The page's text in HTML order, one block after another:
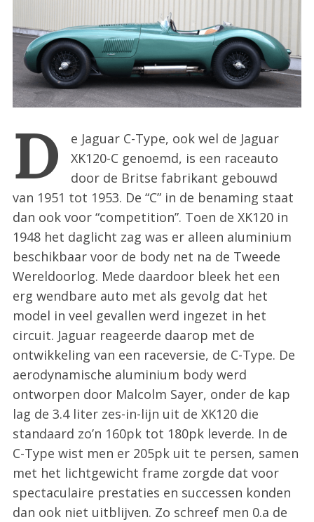
D
e Jaguar C-Type, ook wel de Jaguar
XK120-C genoemd, is een raceauto
door de Britse fabrikant gebouwd
van 1951 tot 1953. De “C” in de benaming staat
dan ook voor “competition”. Toen de XK120 in
1948 het daglicht zag was er alleen aluminium
beschikbaar voor de body net na de Tweede
Wereldoorlog. Mede daardoor bleek het een
erg wendbare auto met als gevolg dat het
model in veel gevallen werd ingezet in het
circuit. Jaguar reageerde daarop met de
ontwikkeling van een raceversie, de C-Type. De
aerodynamische aluminium body werd
ontworpen door Malcolm Sayer, onder de kap
lag de 3.4 liter zes-in-lijn uit de XK120 die
standaard zo’n 160pk tot 180pk leverde. In de
C-Type wist men er 205pk uit te persen, samen
met het lichtgewicht frame zorgde dat voor
spectaculaire prestaties en successen konden
dan ook niet uitblijven. Zo schreef men 0.a de